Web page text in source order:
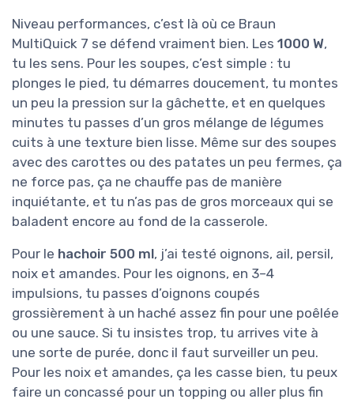
Niveau performances, c’est là où ce Braun
MultiQuick 7 se défend vraiment bien. Les 1000 W,
tu les sens. Pour les soupes, c’est simple : tu
plonges le pied, tu démarres doucement, tu montes
un peu la pression sur la gâchette, et en quelques
minutes tu passes d’un gros mélange de légumes
cuits à une texture bien lisse. Même sur des soupes
avec des carottes ou des patates un peu fermes, ça
ne force pas, ça ne chauffe pas de manière
inquiétante, et tu n’as pas de gros morceaux qui se
baladent encore au fond de la casserole.
Pour le hachoir 500 ml, j’ai testé oignons, ail, persil,
noix et amandes. Pour les oignons, en 3–4
impulsions, tu passes d’oignons coupés
grossièrement à un haché assez fin pour une poêlée
ou une sauce. Si tu insistes trop, tu arrives vite à
une sorte de purée, donc il faut surveiller un peu.
Pour les noix et amandes, ça les casse bien, tu peux
faire un concassé pour un topping ou aller plus fin